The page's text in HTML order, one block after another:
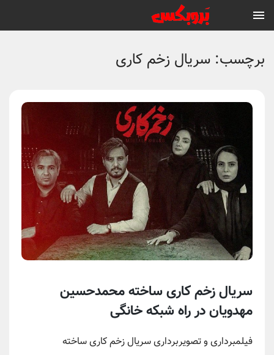
برچسب: سریال زخم کاری
سریال زخم کاری ساخته محمدحسین
مهدویان در راه شبکه خانگی
فیلمبرداری و تصویربرداری سریال زخم کاری ساخته